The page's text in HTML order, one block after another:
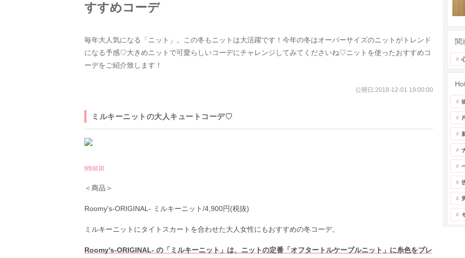
すすめコーデ
毎年大人気になる「ニット」。この冬もニットは大活躍です！今年の冬はオーバーサイズのニットがトレンド
になる予感♡大きめニットで可愛らしいコーデにチャレンジしてみてくださいね♡ニットを使ったおすすめコ
ーデをご紹介致します！
公開日:2018-12-01 19:00:00
ミルキーニットの大人キュートコーデ♡
wear.jp
＜商品＞
Roomy's-ORIGINAL- ミルキーニット/4,900円(税抜)
ミルキーニットにタイトスカートを合わせた大人女性にもおすすめの冬コーデ。
Roomy's-ORIGINAL- の「ミルキーニット」は、ニットの定番「オフタートルケーブルニット」に糸色をブレ
関